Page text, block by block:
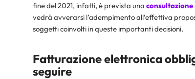
fine del 2021, infatti, è prevista una consultazione
vedrà avverarsi l’adempimento all’effettiva
soggetti coinvolti in queste importanti decisioni.
Fatturazione elettronica
seguire